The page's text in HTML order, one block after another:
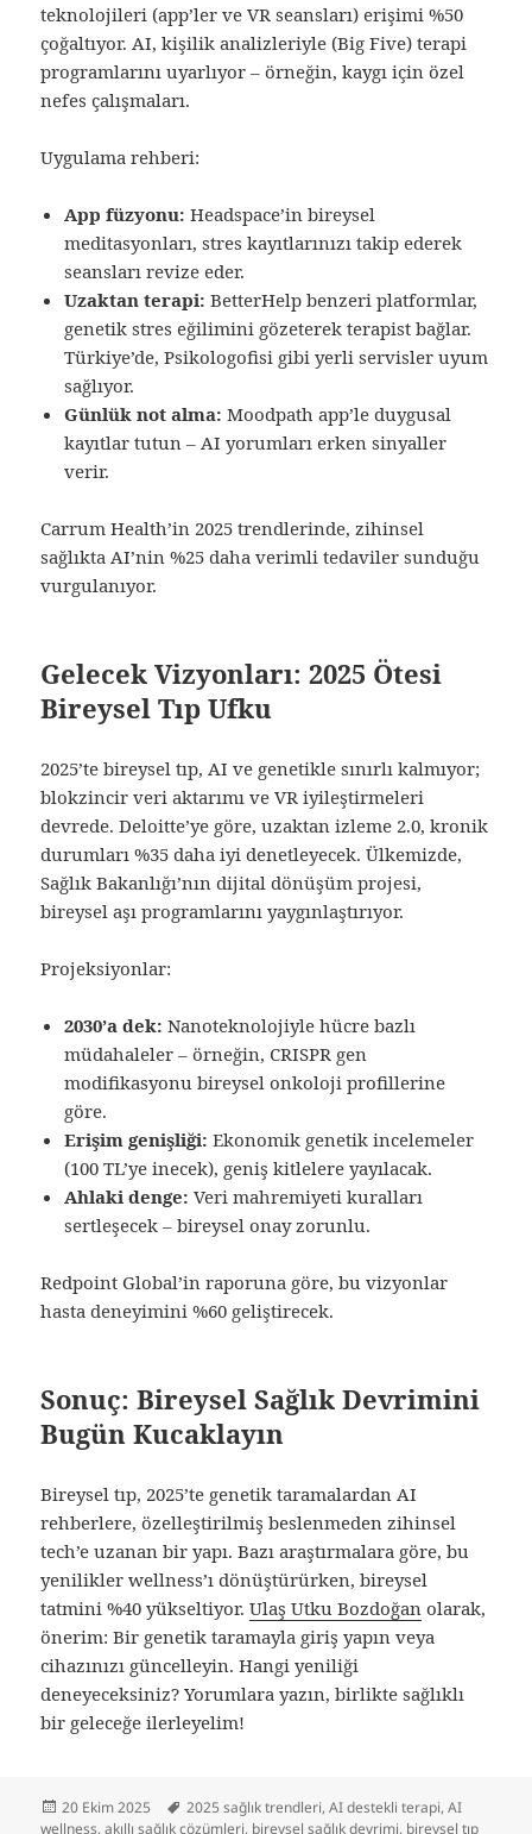
teknolojileri (app’ler ve VR seansları) erişimi %50
çoğaltıyor. AI, kişilik analizleriyle (Big Five) terapi
programlarını uyarlıyor – örneğin, kaygı için özel
nefes çalışmaları.
Uygulama rehberi:
App füzyonu: Headspace’in bireysel
meditasyonları, stres kayıtlarınızı takip ederek
seansları revize eder.
Uzaktan terapi: BetterHelp benzeri platformlar,
genetik stres eğilimini gözeterek terapist bağlar.
Türkiye’de, Psikologofisi gibi yerli servisler uyum
sağlıyor.
Günlük not alma: Moodpath app’le duygusal
kayıtlar tutun – AI yorumları erken sinyaller
verir.
Carrum Health’in 2025 trendlerinde, zihinsel
sağlıkta AI’nin %25 daha verimli tedaviler sunduğu
vurgulanıyor.
Gelecek Vizyonları: 2025 Ötesi
Bireysel Tıp Ufku
2025’te bireysel tıp, AI ve genetikle sınırlı kalmıyor;
blokzincir veri aktarımı ve VR iyileştirmeleri
devrede. Deloitte’ye göre, uzaktan izleme 2.0, kronik
durumları %35 daha iyi denetleyecek. Ülkemizde,
Sağlık Bakanlığı’nın dijital dönüşüm projesi,
bireysel aşı programlarını yaygınlaştırıyor.
Projeksiyonlar:
2030’a dek: Nanoteknolojiyle hücre bazlı
müdahaleler – örneğin, CRISPR gen
modifikasyonu bireysel onkoloji profillerine
göre.
Erişim genişliği: Ekonomik genetik incelemeler
(100 TL’ye inecek), geniş kitlelere yayılacak.
Ahlaki denge: Veri mahremiyeti kuralları
sertleşecek – bireysel onay zorunlu.
Redpoint Global’in raporuna göre, bu vizyonlar
hasta deneyimini %60 geliştirecek.
Sonuç: Bireysel Sağlık Devrimini
Bugün Kucaklayın
Bireysel tıp, 2025’te genetik taramalardan AI
rehberlere, özelleştirilmiş beslenmeden zihinsel
tech’e uzanan bir yapı. Bazı araştırmalara göre, bu
yenilikler wellness’ı dönüştürürken, bireysel
tatmini %40 yükseltiyor.Ulaş Utku Bozdoğan olarak,
önerim: Bir genetik taramayla giriş yapın veya
cihazınızı güncelleyin. Hangi yeniliği
deneyeceksiniz? Yorumlara yazın, birlikte sağlıklı
bir geleceğe ilerleyelim!
Yayın
tarihi
20 Ekim 2025 Etiketler
2025 sağlık trendleri,AI destekli terapi,AI
wellness,akıllı sağlık çözümleri, bireysel sağlık devrimi, bireysel tıp